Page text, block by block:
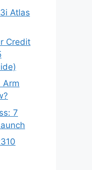
Atlas
Credit
Arm
7